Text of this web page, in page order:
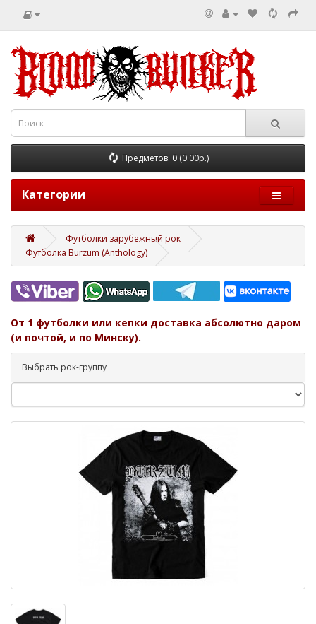
Предметов: 0 (0.00р.)
Категории
Футболки зарубежный рок
Футболка Burzum (Anthology)
От 1 футболки или кепки доставка абсолютно даром
(и почтой, и по Минску).
Выбрать рок-группу